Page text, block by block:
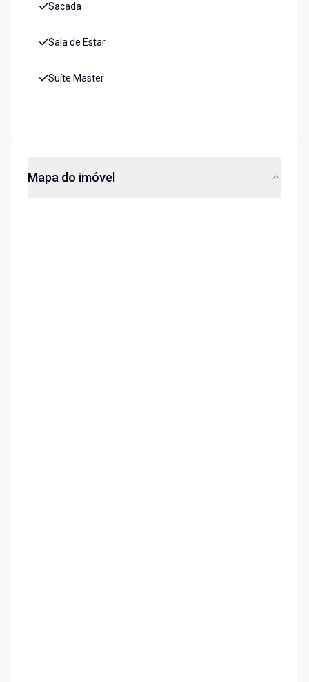
Sacada
Sala de Estar
Suíte Master
Mapa do imóvel